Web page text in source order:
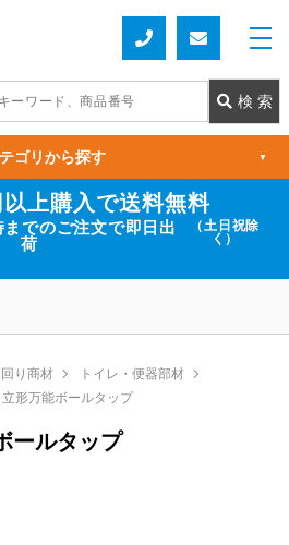
上購入で送料無料
でのご注文で即日出
荷
（土日祝除
く）
ゴリから探す ▼
り商材
トイレ・便器部材
形万能ボールタップ
ールタップ